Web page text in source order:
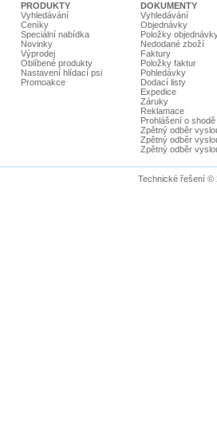
PRODUKTY
Vyhledávání
Ceníky
Speciální nabídka
Novinky
Výprodej
Oblíbené produkty
Nastavení hlídací psi
Promoakce
DOKUMENTY
Vyhledávání
Objednávky
Položky
Nedodané zboží
Faktury
Položky faktur
Pohledávky
Dodací listy
Expedice
Záruky
Reklamace
Prohlášení o shodě
Zpětný odběr
Zpětný odběr
Zpětný odběr
Technické řešení ©